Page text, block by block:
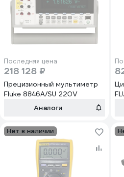
Последняя цена
218 128 ₽
Прецизионный мультиметр
Fluke 8846A/SU 220V
Аналоги
Нет в наличии